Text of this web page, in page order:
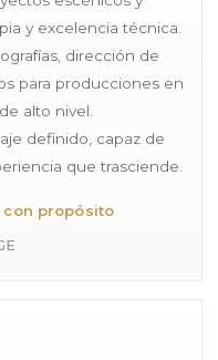
y excelencia técnica.
dirección de
para producciones en
alto nivel.
definido, capaz de
que trasciende.
propósito